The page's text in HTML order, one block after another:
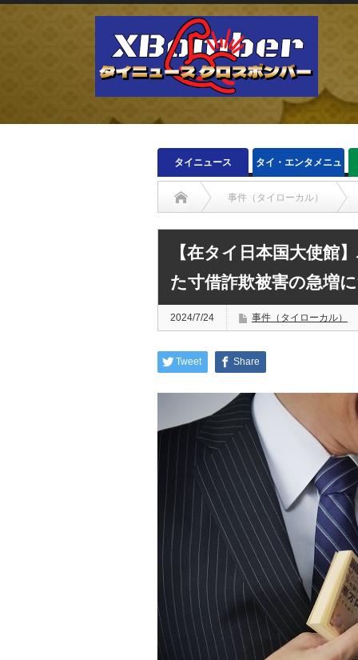
タイニュース タイ・エンタメニュ
ース
事件（タイローカル）
【在タイ日本国大使館
た寸借詐欺被害の急増
2024/7/24 事件（タイローカル）
Tweet Share